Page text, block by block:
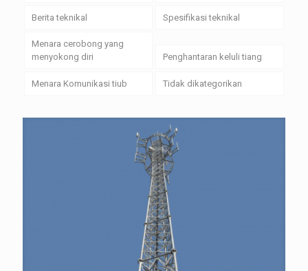
Berita teknikal Spesifikasi teknikal
Menara cerobong yang
menyokong diri
Penghantaran keluli tiang
Menara Komunikasi tiub Tidak dikategorikan